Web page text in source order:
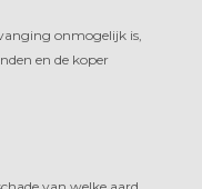
onmogelijk is,
en de koper
van welke aard